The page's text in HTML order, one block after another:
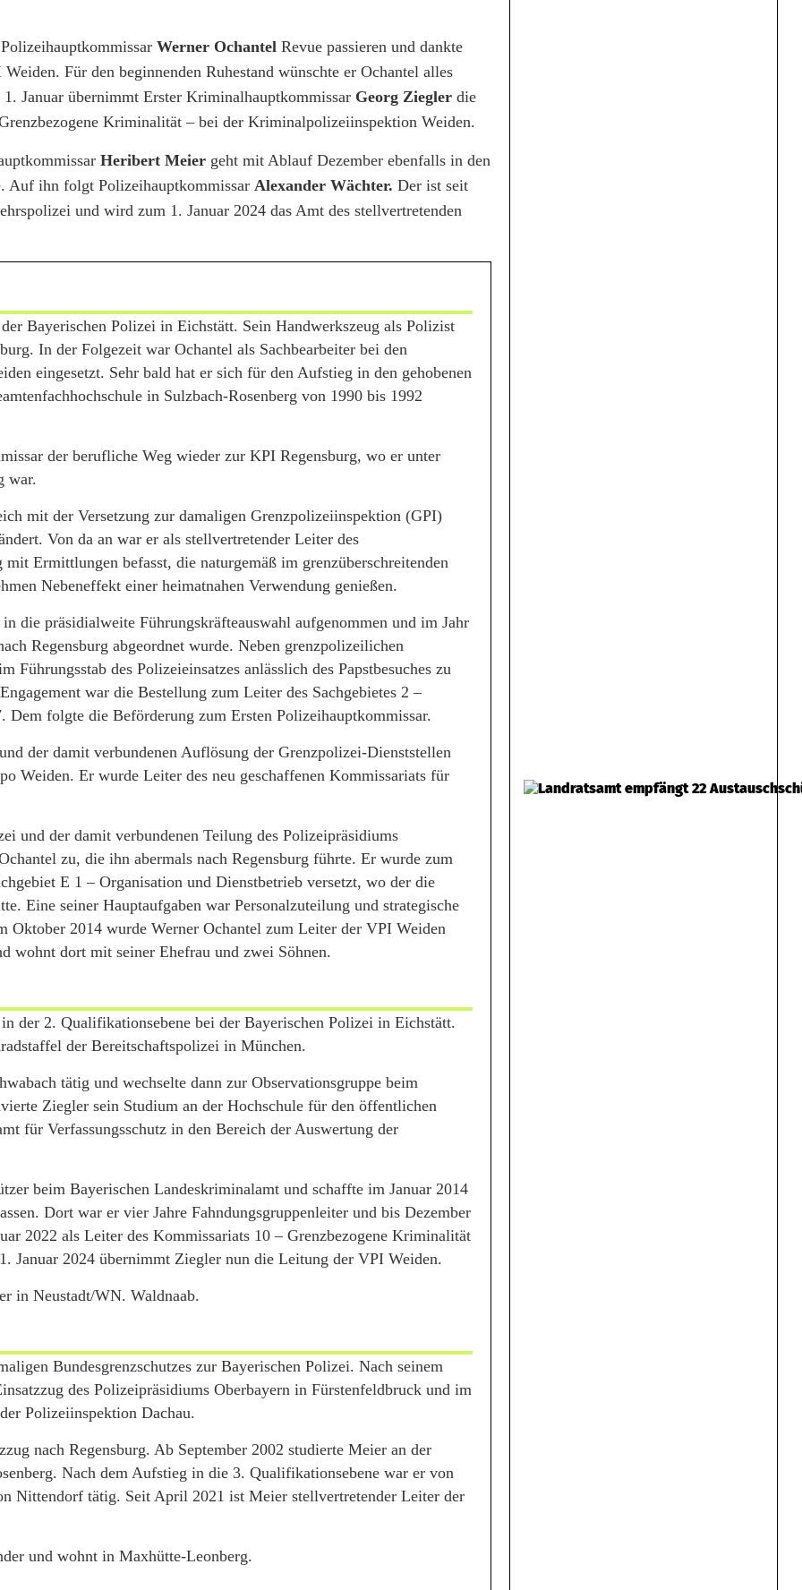
Werner Ochantel Revue passieren und dankte
Für den beginnenden Ruhestand wünschte er Ochantel alles
Januar übernimmt Erster Kriminalhauptkommissar Georg Ziegler die
Kriminalität – bei der Kriminalpolizeiinspektion Weiden.
Heribert Meier geht mit Ablauf Dezember ebenfalls in den
Auf ihn folgt Polizeihauptkommissar Alexander Wächter. Der ist seit
und wird zum 1. Januar 2024 das Amt des stellvertretenden
Bayerischen Polizei in Eichstätt. Sein Handwerkszeug als Polizist
In der Folgezeit war Ochantel als Sachbearbeiter bei den
eingesetzt. Sehr bald hat er sich für den Aufstieg in den gehobenen
in Sulzbach-Rosenberg von 1990 bis 1992
der berufliche Weg wieder zur KPI Regensburg, wo er unter
war.
mit der Versetzung zur damaligen Grenzpolizeiinspektion (GPI)
Von da an war er als stellvertretender Leiter des
Ermittlungen befasst, die naturgemäß im grenzüberschreitenden
Nebeneffekt einer heimatnahen Verwendung genießen.
die präsidialweite Führungskräfteauswahl aufgenommen und im Jahr
Regensburg abgeordnet wurde. Neben grenzpolizeilichen
des Polizeieinsatzes anlässlich des Papstbesuches zu
war die Bestellung zum Leiter des Sachgebietes 2 –
folgte die Beförderung zum Ersten Polizeihauptkommissar.
der damit verbundenen Auflösung der Grenzpolizei-Dienststellen
Weiden. Er wurde Leiter des neu geschaffenen Kommissariats für
und der damit verbundenen Teilung des Polizeipräsidiums
zu, die ihn abermals nach Regensburg führte. Er wurde zum
E 1 – Organisation und Dienstbetrieb versetzt, wo der die
Eine seiner Hauptaufgaben war Personalzuteilung und strategische
Oktober 2014 wurde Werner Ochantel zum Leiter der VPI Weiden
wohnt dort mit seiner Ehefrau und zwei Söhnen.
der 2. Qualifikationsebene bei der Bayerischen Polizei in Eichstätt.
der Bereitschaftspolizei in München.
tätig und wechselte dann zur Observationsgruppe beim
Ziegler sein Studium an der Hochschule für den öffentlichen
für Verfassungsschutz in den Bereich der Auswertung der
beim Bayerischen Landeskriminalamt und schaffte im Januar 2014
Dort war er vier Jahre Fahndungsgruppenleiter und bis Dezember
2022 als Leiter des Kommissariats 10 – Grenzbezogene Kriminalität
Januar 2024 übernimmt Ziegler nun die Leitung der VPI Weiden.
in Neustadt/WN. Waldnaab.
Bundesgrenzschutzes zur Bayerischen Polizei. Nach seinem
des Polizeipräsidiums Oberbayern in Fürstenfeldbruck und im
Polizeiinspektion Dachau.
nach Regensburg. Ab September 2002 studierte Meier an der
Nach dem Aufstieg in die 3. Qualifikationsebene war er von
Nittendorf tätig. Seit April 2021 ist Meier stellvertretender Leiter der
und wohnt in Maxhütte-Leonberg.